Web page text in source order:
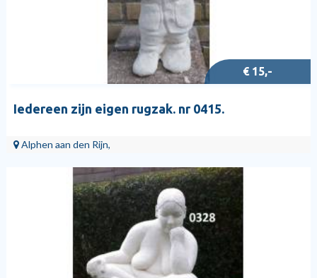
€ 15,-
Iedereen zijn eigen rugzak. nr 0415.
Alphen aan den Rijn,